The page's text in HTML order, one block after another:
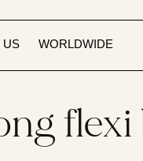
US WORLDWIDE